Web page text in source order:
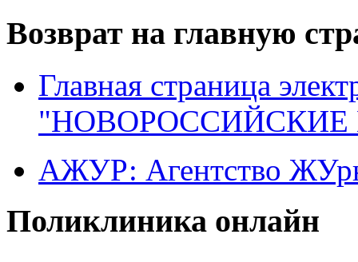
Возврат на главную
Главная страница
"НОВОРОССИЙСКИЕ
АЖУР: Агентство
Поликлиника онлайн